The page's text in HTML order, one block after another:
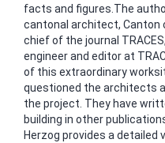
facts and figures.The
cantonal architect, Canton
chief of the journal
engineer and editor at
of this extraordinary
questioned the architects
the project. They have
building in other
Herzog provides a detailed